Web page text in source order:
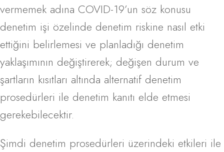
vermemek adına COVID-19’un söz konusu
denetim işi özelinde denetim riskine nasıl etki
ettiğini belirlemesi ve planladığı denetim
yaklaşımının değiştirerek; değişen durum ve
şartların kısıtları altında alternatif denetim
prosedürleri ile denetim kanıtı elde etmesi
gerekebilecektir.
Şimdi denetim prosedürleri üzerindeki etkileri ile